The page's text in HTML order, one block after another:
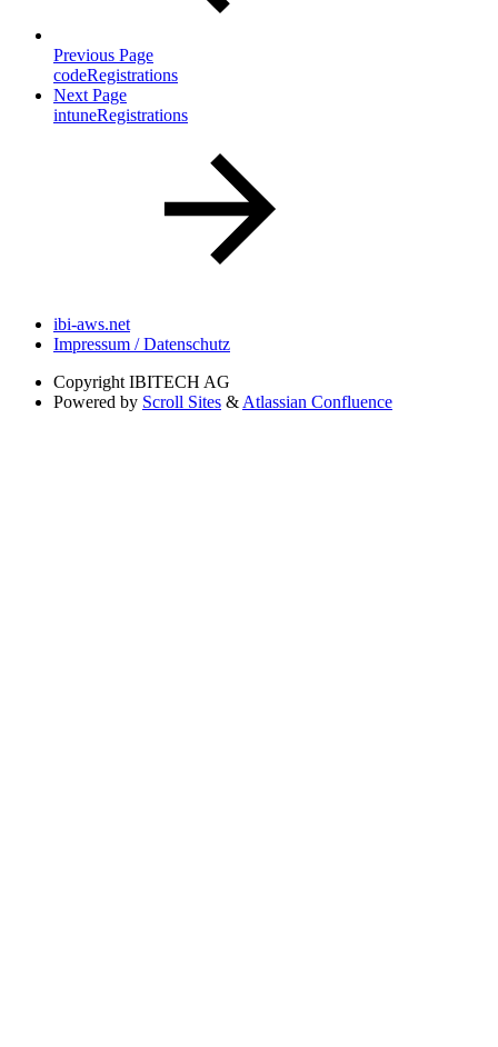
Previous Page
codeRegistrations
Next Page
intuneRegistrations
ibi-aws.net
Impressum / Datenschutz
Copyright IBITECH AG
Powered by Scroll Sites & Atlassian Confluence